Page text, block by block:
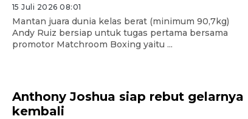
15 Juli 2026 08:01
Mantan juara dunia kelas berat (minimum 90,7kg)
Andy Ruiz bersiap untuk tugas pertama bersama
promotor Matchroom Boxing yaitu ...
Anthony Joshua siap rebut gelarnya
kembali